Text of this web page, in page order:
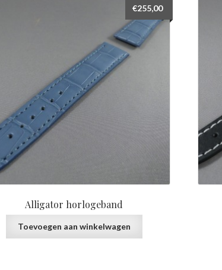
Alligator horlogeband
€255,00
Toevoegen aan winkelwagen